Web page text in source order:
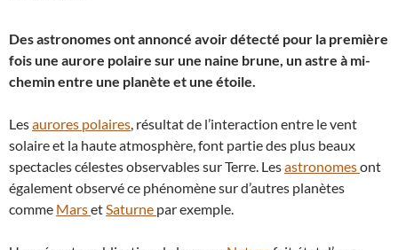
Des astronomes ont annoncé avoir détecté pour la première
fois une aurore polaire sur une naine brune, un astre à mi-
chemin entre une planète et une étoile.
Lesaurores polaires , résultat de l’interaction entre le vent
solaire et la haute atmosphère, font partie des plus beaux
spectacles célestes observables sur Terre. Lesastronomesont
également observé ce phénomène sur d’autres planètes
comme Marset Saturne par exemple.